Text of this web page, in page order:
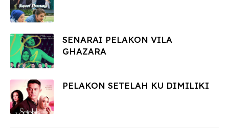
SENARAI PELAKON VILA
GHAZARA
PELAKON SETELAH KU DIMILIKI